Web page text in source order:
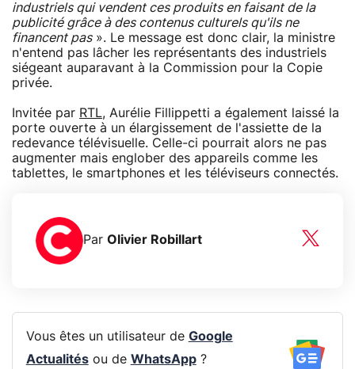
industriels qui vendent ces produits en faisant de la
publicité grâce à des contenus culturels qu'ils ne
financent pas». Le message est donc clair, la ministre
n'entend pas lâcher les représentants des industriels
siégeant auparavant à la Commission pour la Copie
privée.
Invitée par RTL, Aurélie Fillippetti a également laissé la
porte ouverte à un élargissement de l'assiette de la
redevance télévisuelle. Celle-ci pourrait alors ne pas
augmenter mais englober des appareils comme les
tablettes, le smartphones et les téléviseurs connectés.
Par Olivier Robillart
Vous êtes un utilisateur de Google
Actualitésou de WhatsApp?